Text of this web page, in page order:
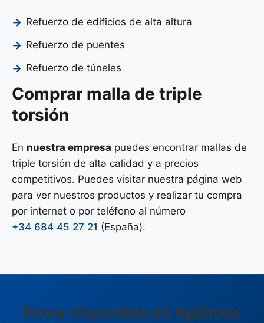
Refuerzo de edificios de alta altura
Refuerzo de puentes
Refuerzo de túneles
Comprar malla de triple
torsión
En nuestra empresa puedes encontrar mallas de
triple torsión de alta calidad y a precios
competitivos. Puedes visitar nuestra página web
para ver nuestros productos y realizar tu compra
por internet o por teléfono al número
+34 684 45 27 21 (España).
Estoy disponible en Agüimes